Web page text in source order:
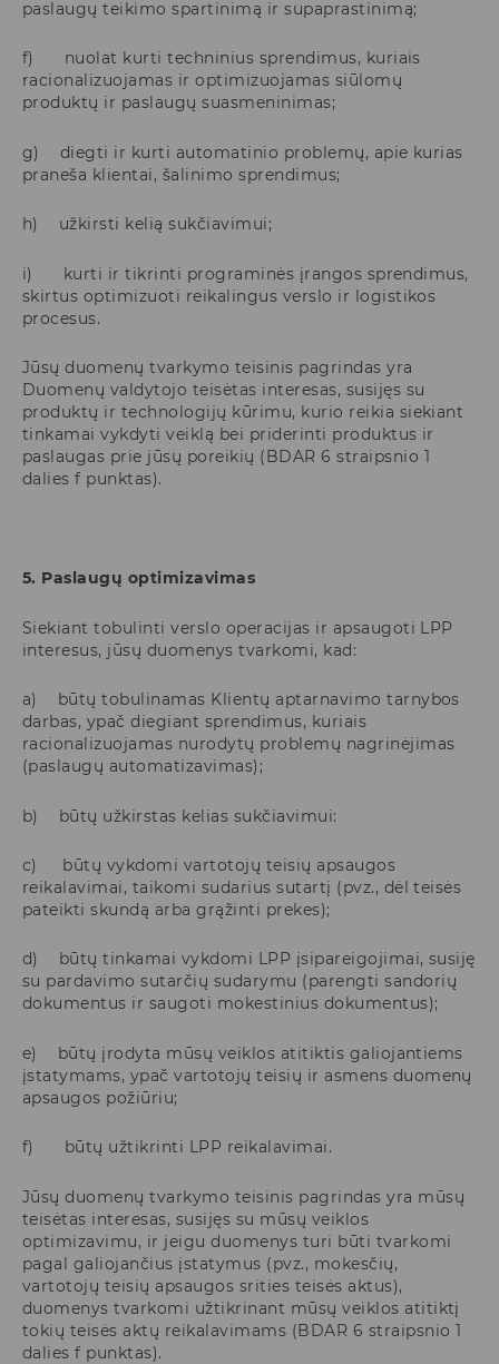
paslaugų teikimo spartinimą ir supaprastinimą;
f) nuolat kurti techninius sprendimus, kuriais
racionalizuojamas ir optimizuojamas siūlomų
produktų ir paslaugų suasmeninimas;
g) diegti ir kurti automatinio problemų, apie kurias
praneša klientai, šalinimo sprendimus;
h) užkirsti kelią sukčiavimui;
i) kurti ir tikrinti programinės įrangos sprendimus,
skirtus optimizuoti reikalingus verslo ir logistikos
procesus.
Jūsų duomenų tvarkymo teisinis pagrindas yra
Duomenų valdytojo teisėtas interesas, susijęs su
produktų ir technologijų kūrimu, kurio reikia siekiant
tinkamai vykdyti veiklą bei priderinti produktus ir
paslaugas prie jūsų poreikių (BDAR 6 straipsnio 1
dalies f punktas).
5. Paslaugų optimizavimas
Siekiant tobulinti verslo operacijas ir apsaugoti LPP
interesus, jūsų duomenys tvarkomi, kad:
a) būtų tobulinamas Klientų aptarnavimo tarnybos
darbas, ypač diegiant sprendimus, kuriais
racionalizuojamas nurodytų problemų nagrinėjimas
(paslaugų automatizavimas);
b) būtų užkirstas kelias sukčiavimui:
c) būtų vykdomi vartotojų teisių apsaugos
reikalavimai, taikomi sudarius sutartį (pvz., dėl teisės
pateikti skundą arba grąžinti prekes);
d) būtų tinkamai vykdomi LPP įsipareigojimai, susiję
su pardavimo sutarčių sudarymu (parengti sandorių
dokumentus ir saugoti mokestinius dokumentus);
e) būtų įrodyta mūsų veiklos atitiktis galiojantiems
įstatymams, ypač vartotojų teisių ir asmens duomenų
apsaugos požiūriu;
f) būtų užtikrinti LPP reikalavimai.
Jūsų duomenų tvarkymo teisinis pagrindas yra mūsų
teisėtas interesas, susijęs su mūsų veiklos
optimizavimu, ir jeigu duomenys turi būti tvarkomi
pagal galiojančius įstatymus (pvz., mokesčių,
vartotojų teisių apsaugos srities teisės aktus),
duomenys tvarkomi užtikrinant mūsų veiklos atitiktį
tokių teisės aktų reikalavimams (BDAR 6 straipsnio 1
dalies f punktas).